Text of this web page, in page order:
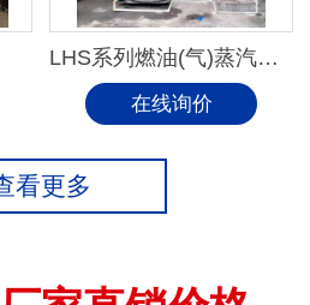
LHS系列燃油(气)蒸汽锅炉
在线询价
看更多